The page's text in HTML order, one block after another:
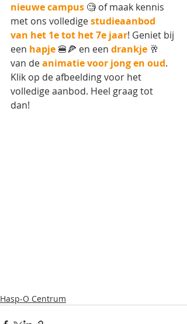
nieuwe campus 🧐 of maak kennis
met ons volledige studieaanbod
van het 1e tot het 7e jaar! Geniet bij
een hapje 🍔🍕 en een drankje 🥂
van de animatie voor jong en oud.
Klik op de afbeelding voor het
volledige aanbod. Heel graag tot
dan!
Hasp-O Centrum